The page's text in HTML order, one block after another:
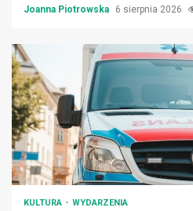
Joanna Piotrowska 6 sierpnia 2026
KULTURA WYDARZENIA